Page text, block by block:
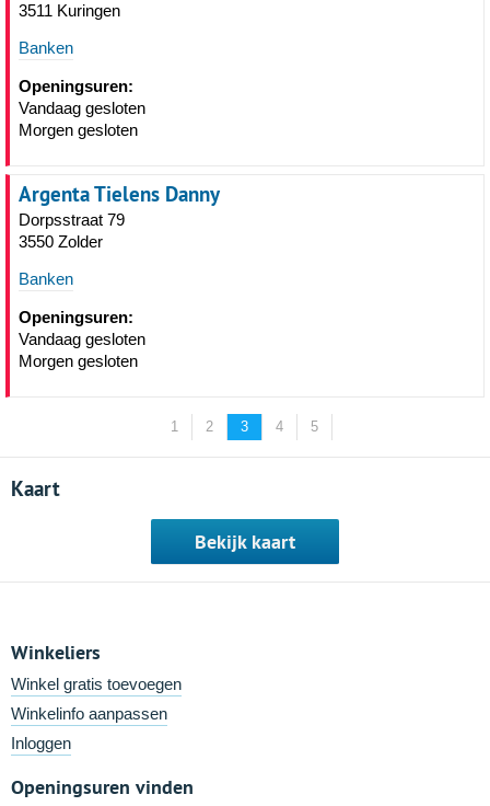
3511 Kuringen
Banken
Openingsuren:
Vandaag gesloten
Morgen gesloten
Argenta Tielens Danny
Dorpsstraat 79
3550 Zolder
Banken
Openingsuren:
Vandaag gesloten
Morgen gesloten
1 2 3 4 5
Kaart
Bekijk kaart
Winkeliers
Winkel gratis toevoegen
Winkelinfo aanpassen
Inloggen
Openingsuren vinden